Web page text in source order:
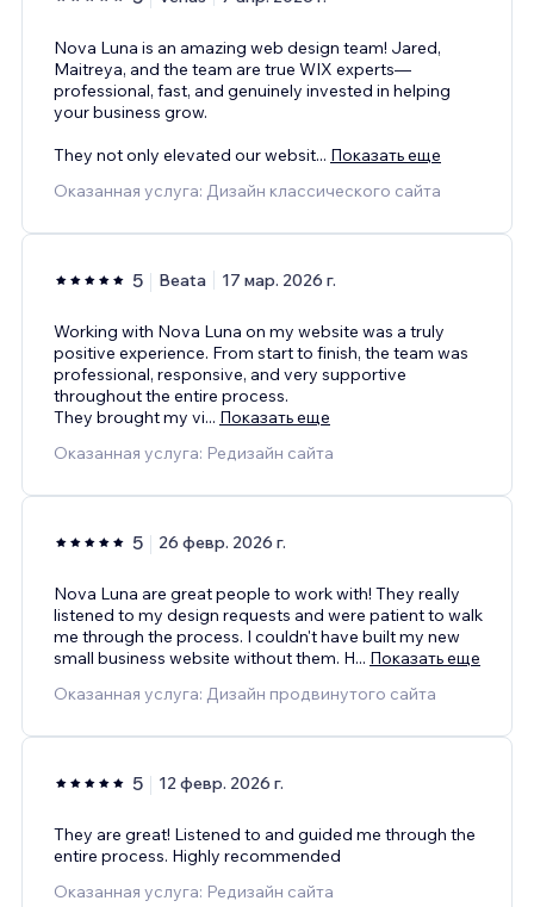
Nova Luna is an amazing web design team! Jared,
Maitreya, and the team are true WIX experts—
professional, fast, and genuinely invested in helping
your business grow.
They not only elevated our websit... Показать еще
Оказанная услуга: Дизайн классического сайта
5 Beata 17 мар. 2026 г.
Working with Nova Luna on my website was a truly
positive experience. From start to finish, the team was
professional, responsive, and very supportive
throughout the entire process.
They brought my vi... Показать еще
Оказанная услуга: Редизайн сайта
5 26 февр. 2026 г.
Nova Luna are great people to work with! They really
listened to my design requests and were patient to walk
me through the process. I couldn't have built my new
small business website without them. H... Показать еще
Оказанная услуга: Дизайн продвинутого сайта
5 12 февр. 2026 г.
They are great! Listened to and guided me through the
entire process. Highly recommended
Оказанная услуга: Редизайн сайта